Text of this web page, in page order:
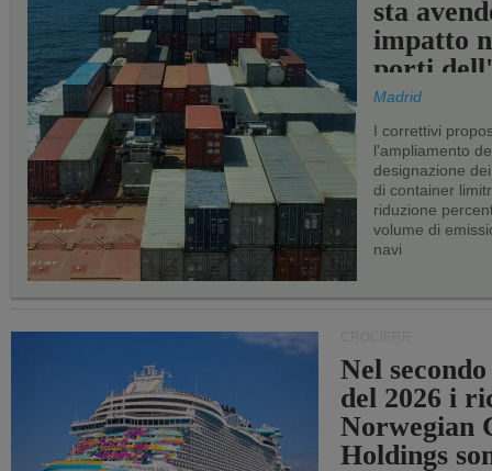
sta
impatto
porti
Madrid
I correttivi
l'ampliamento
designazione
di container
riduzione
volume di
navi
Nel
del 2026 i
Norwegian
Holdings